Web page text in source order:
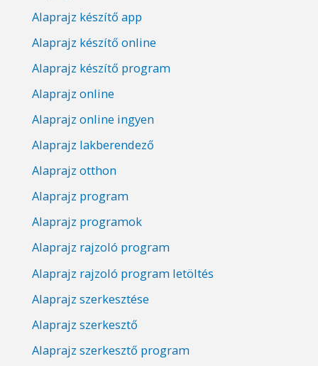
Alaprajz készítő app
Alaprajz készítő online
Alaprajz készítő program
Alaprajz online
Alaprajz online ingyen
Alaprajz lakberendező
Alaprajz otthon
Alaprajz program
Alaprajz programok
Alaprajz rajzoló program
Alaprajz rajzoló program letöltés
Alaprajz szerkesztése
Alaprajz szerkesztő
Alaprajz szerkesztő program